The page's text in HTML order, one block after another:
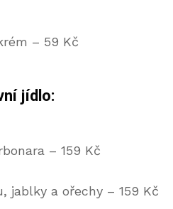
– 59 Kč
jídlo:
– 159 Kč
jablky a ořechy – 159 Kč